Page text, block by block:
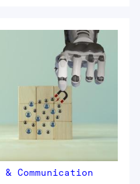
Communication